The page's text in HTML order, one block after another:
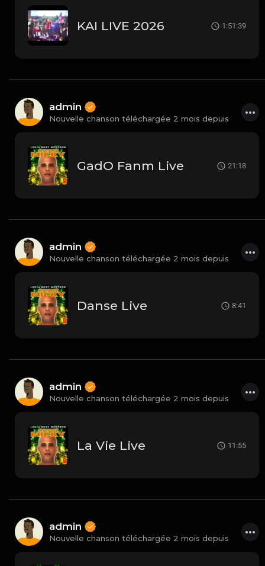
KAI LIVE 2026 1:51:39
admin
Nouvelle chanson téléchargée 2 mois depuis
GadO Fanm Live 21:18
admin
Nouvelle chanson téléchargée 2 mois depuis
Danse Live 8:41
admin
Nouvelle chanson téléchargée 2 mois depuis
La Vie Live 11:55
admin
Nouvelle chanson téléchargée 2 mois depuis